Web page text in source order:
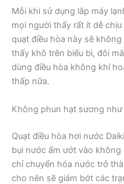
Mỗi khi sử dụng lắp máy
mọi người thấy rất ít dễ
quạt điều hòa này sẽ
thấy khô trên biểu bì, đôi
dùng điều hòa không khí
thấp nữa.
Không phun hạt sương
Quạt điều hòa hơi nước
bụi nước ẩm ướt vào
chỉ chuyển hóa nước trở
cho nên sẽ giảm bớt các